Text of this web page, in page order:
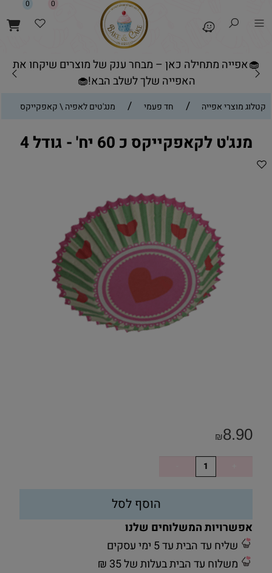
🧁אפייה מתחילה כאן – מבחר ענק של מוצרים שיקחו את
האפייה שלך לשלב הבא!🧁
0 0
קטלוג מוצרי אפייה / חד פעמי / מנג'טים לאפיה \ קאפקייקס
מנג'ט לקאפקייקס כ 60 יח' - גודל 4
₪8.90
הוסף לסל
אפשרויות המשלוחים שלנו
שליח עד הבית עד 5 ימי עסקים
משלוח עד הבית בעלות של 35 ₪